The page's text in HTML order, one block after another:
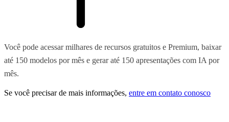
Você pode acessar milhares de recursos gratuitos e Premium, baixar
até 150 modelos por mês e gerar até 150 apresentações com IA por
mês.
Se você precisar de mais informações, entre em contato conosco